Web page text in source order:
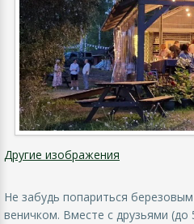
Другие изображения
Не забудь попариться
веничком. Вместе с друзьями (до